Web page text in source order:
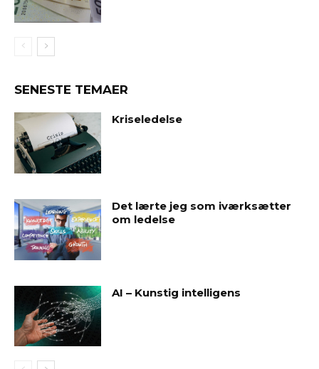
SENESTE TEMAER
Kriseledelse
Det lærte jeg som iværksætter
om ledelse
AI – Kunstig intelligens